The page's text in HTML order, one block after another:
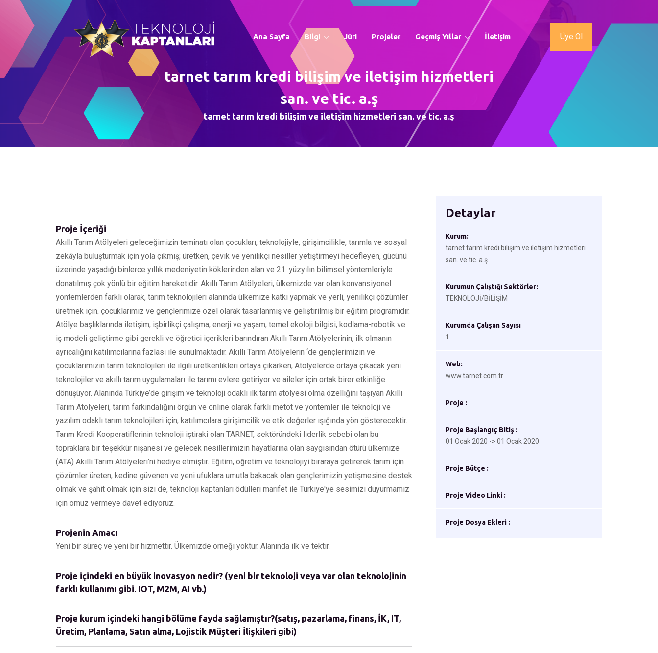
Ana Sayfa Bilgi Jüri Projeler Geçmiş Yıllar İletişim Üye Ol
tarnet tarım kredi bilişim ve iletişim hizmetleri
san. ve tic. a.ş
tarnet tarım kredi bilişim ve iletişim hizmetleri san. ve tic. a.ş
Proje İçeriği
Akıllı Tarım Atölyeleri geleceğimizin teminatı olan çocukları, teknolojiyle, girişimcilikle, tarımla ve sosyal
zekâyla buluşturmak için yola çıkmış; üretken, çevik ve yenilikçi nesiller yetiştirmeyi hedefleyen, gücünü
üzerinde yaşadığı binlerce yıllık medeniyetin köklerinden alan ve 21. yüzyılın bilimsel yöntemleriyle
donatılmış çok yönlü bir eğitim hareketidir. Akıllı Tarım Atölyeleri, ülkemizde var olan konvansiyonel
yöntemlerden farklı olarak, tarım teknolojileri alanında ülkemize katkı yapmak ve yerli, yenilikçi çözümler
üretmek için, çocuklarımız ve gençlerimize özel olarak tasarlanmış ve geliştirilmiş bir eğitim programıdır.
Atölye başlıklarında iletişim, işbirlikçi çalışma, enerji ve yaşam, temel ekoloji bilgisi, kodlama-robotik ve
iş modeli geliştirme gibi gerekli ve öğretici içerikleri barındıran Akıllı Tarım Atölyelerinin, ilk olmanın
ayrıcalığını katılımcılarına fazlası ile sunulmaktadır. Akıllı Tarım Atölyelerin ‘de gençlerimizin ve
çocuklarımızın tarım teknolojileri ile ilgili üretkenlikleri ortaya çıkarken; Atölyelerde ortaya çıkacak yeni
teknolojiler ve akıllı tarım uygulamaları ile tarımı evlere getiriyor ve aileler için ortak birer etkinliğe
dönüşüyor. Alanında Türkiye’de girişim ve teknoloji odaklı ilk tarım atölyesi olma özelliğini taşıyan Akıllı
Tarım Atölyeleri, tarım farkındalığını örgün ve online olarak farklı metot ve yöntemler ile teknoloji ve
yazılım odaklı tarım teknolojileri için; katılımcılara girişimcilik ve etik değerler ışığında yön gösterecektir.
Tarım Kredi Kooperatiflerinin teknoloji iştiraki olan TARNET, sektöründeki liderlik sebebi olan bu
topraklara bir teşekkür nişanesi ve gelecek nesillerimizin hayatlarına olan saygısından ötürü ülkemize
(ATA) Akıllı Tarım Atölyeleri’ni hediye etmiştir. Eğitim, öğretim ve teknolojiyi biraraya getirerek tarım için
çözümler üreten, kedine güvenen ve yeni ufuklara umutla bakacak olan gençlerimizin yetişmesine destek
olmak ve şahit olmak için sizi de, teknoloji kaptanları ödülleri marifet ile Türkiye'ye sesimizi duyurmamız
için omuz vermeye davet ediyoruz.
Projenin Amacı
Yeni bir süreç ve yeni bir hizmettir. Ülkemizde örneği yoktur. Alanında ilk ve tektir.
Proje içindeki en büyük inovasyon nedir? (yeni bir teknoloji veya var olan teknolojinin
farklı kullanımı gibi. IOT, M2M, AI vb.)
Proje kurum içindeki hangi bölüme fayda sağlamıştır?(satış, pazarlama, finans, İK, IT,
Üretim, Planlama, Satın alma, Lojistik Müşteri İlişkileri gibi)
Detaylar
Kurum:
tarnet tarım kredi bilişim ve iletişim hizmetleri
san. ve tic. a.ş
Kurumun Çalıştığı Sektörler:
TEKNOLOJİ/BİLİŞİM
Kurumda Çalışan Sayısı
1
Web:
www.tarnet.com.tr
Proje :
Proje Başlangıç Bitiş :
01 Ocak 2020 -> 01 Ocak 2020
Proje Bütçe :
Proje Video Linki :
Proje Dosya Ekleri :